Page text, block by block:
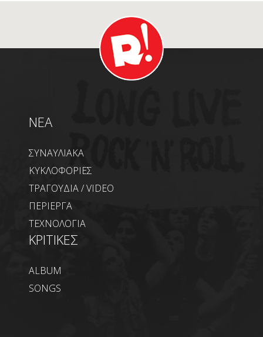
NEA
ΣΥΝΑΥΛΙΑΚΑ
ΚΥΚΛΟΦΟΡΙΕΣ
ΤΡΑΓΟΥΔΙΑ / VIDEO
ΠΕΡΙΕΡΓΑ
ΤΕΧΝΟΛΟΓΙΑ
ΚΡΙΤΙΚΕΣ
ALBUM
SONGS